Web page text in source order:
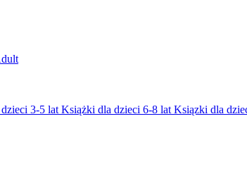
3-5 lat Książki dla dzieci 6-8 lat Ksiązki dla